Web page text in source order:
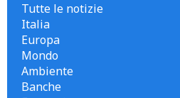
Tutte le notizie
Italia
Europa
Mondo
Ambiente
Banche